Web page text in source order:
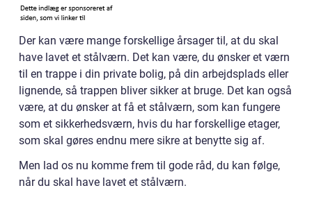
Der kan være mange forskellige årsager til, at du skal
have lavet et stålværn. Det kan være, du ønsker et værn
til en trappe i din private bolig, på din arbejdsplads eller
lignende, så trappen bliver sikker at bruge. Det kan også
være, at du ønsker at få et stålværn, som kan fungere
som et sikkerhedsværn, hvis du har forskellige etager,
som skal gøres endnu mere sikre at benytte sig af.
Men lad os nu komme frem til gode råd, du kan følge,
når du skal have lavet et stålværn.